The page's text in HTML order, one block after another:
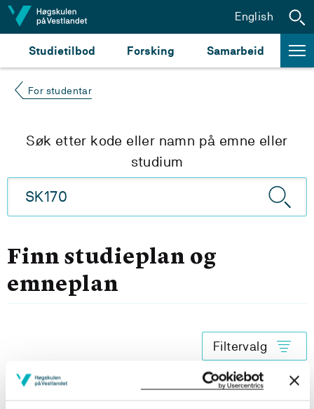
Hopp til innhald
Studietilbod Forsking Samarbeid
English
For studentar
Søk etter kode eller namn på emne eller
studium
Finn studieplan og
emneplan
Filtervalg
SK170 Rettleia praksis i sjukeheim